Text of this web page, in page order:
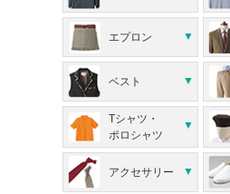
エプロン
ベスト
Tシャツ・
ポロシャツ
アクセサリー